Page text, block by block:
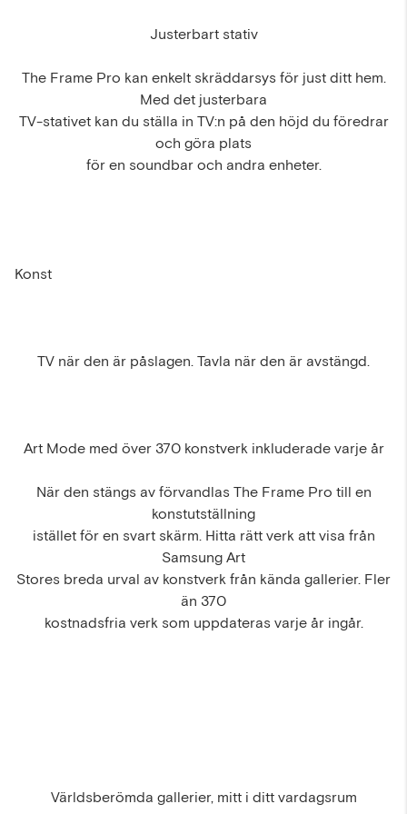
Justerbart stativ
The Frame Pro kan enkelt skräddarsys för just ditt hem.
Med det justerbara
TV-stativet kan du ställa in TV:n på den höjd du föredrar
och göra plats
för en soundbar och andra enheter.
Konst
TV när den är påslagen. Tavla när den är avstängd.
Art Mode med över 370 konstverk inkluderade varje år
När den stängs av förvandlas The Frame Pro till en
konstutställning
istället för en svart skärm. Hitta rätt verk att visa från
Samsung Art
Stores breda urval av konstverk från kända gallerier. Fler
än 370
kostnadsfria verk som uppdateras varje år ingår.
Världsberömda gallerier, mitt i ditt vardagsrum